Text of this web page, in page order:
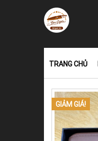
TRANG CHỦ
GIẢM GIÁ!